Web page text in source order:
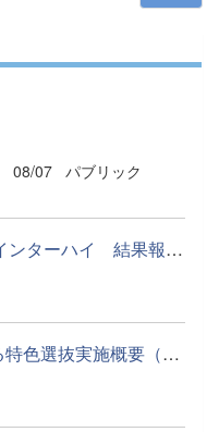
08/07 パブリック
令和８年度 自転車競技部 インターハイ 結果報告 ...
令和9年度入学者選抜における特色選抜実施概要（予定）.pdf